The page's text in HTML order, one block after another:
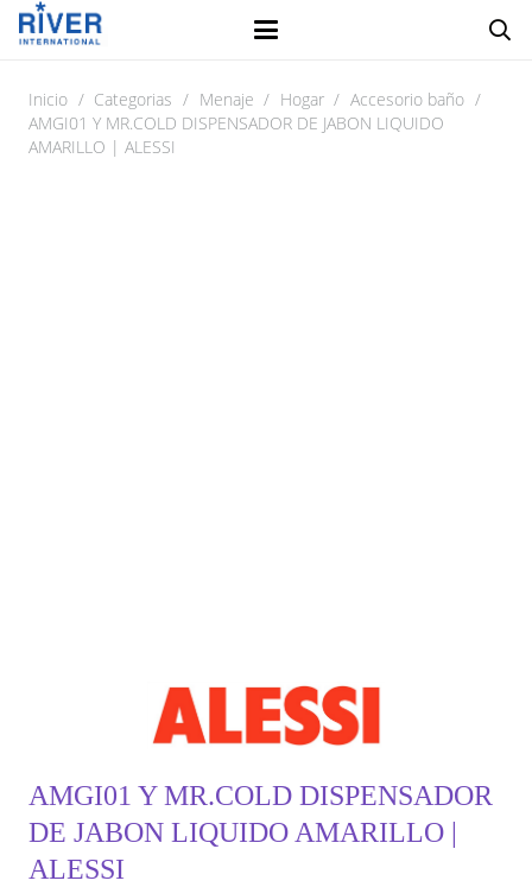
Inicio / Categorias / Menaje / Hogar / Accesorio baño /
AMGI01 Y MR.COLD DISPENSADOR DE JABON LIQUIDO
AMARILLO | ALESSI
AMGI01 Y MR.COLD DISPENSADOR
DE JABON LIQUIDO AMARILLO |
ALESSI